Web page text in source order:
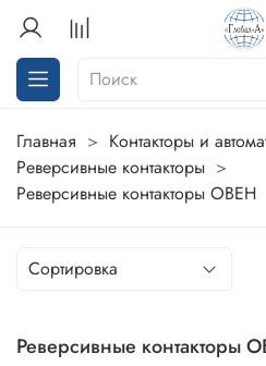
Главная
Контакторы и
Реверсивные контакторы
Реверсивные контакторы ОВЕН
Реверсивные контакторы